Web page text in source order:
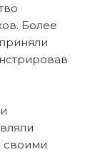
Более
своими